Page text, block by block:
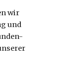
wir
und